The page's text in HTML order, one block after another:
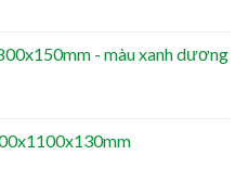
- màu xanh dương